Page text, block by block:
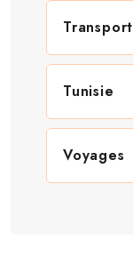
Transport
Tunisie
Voyages